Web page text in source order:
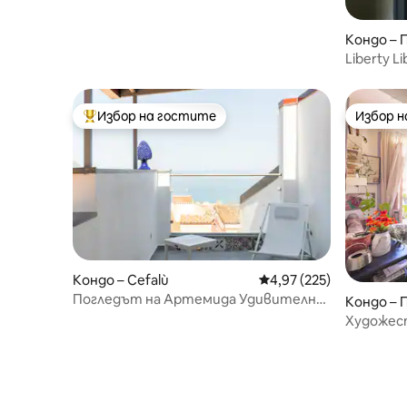
Кондо –
Liberty
Най-популярен избор на гостите
Избор на гостите
Кондо – Cefalù Средна оценка: 4,97
4,97 (225)
Погледът на Артемида Удивителна
Избор
Избор
Кондо –